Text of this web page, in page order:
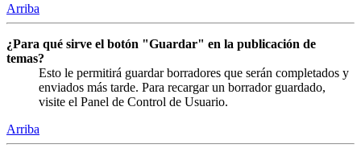
Arriba
¿Para qué sirve el botón "Guardar" en la publicación de
temas?
Esto le permitirá guardar borradores que serán completados y
enviados más tarde. Para recargar un borrador guardado,
visite el Panel de Control de Usuario.
Arriba